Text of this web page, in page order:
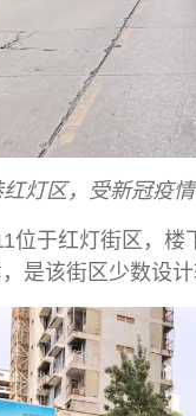
灯区，受新冠疫
位于红灯街区，
是该街区少数设计